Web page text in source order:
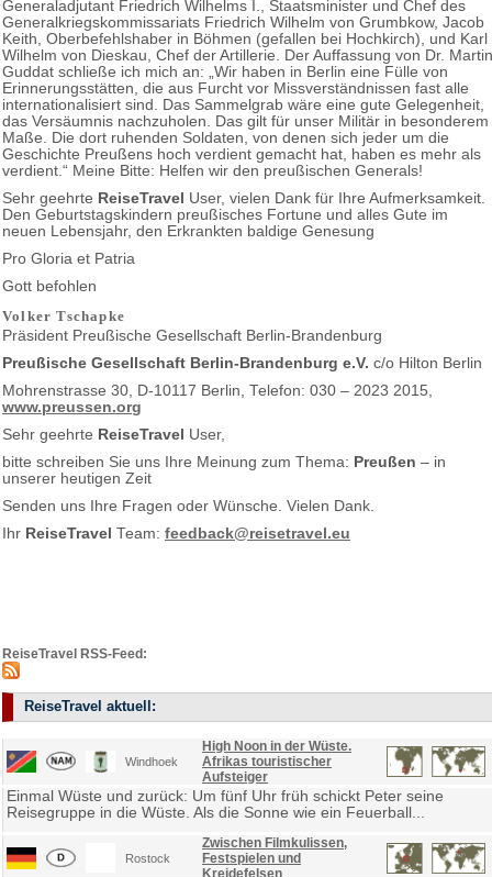
Generaladjutant Friedrich Wilhelms I., Staatsminister und Chef des
Generalkriegskommissariats Friedrich Wilhelm von Grumbkow, Jacob
Keith, Oberbefehlshaber in Böhmen (gefallen bei Hochkirch), und Karl
Wilhelm von Dieskau, Chef der Artillerie. Der Auffassung von Dr. Martin
Guddat schließe ich mich an: „Wir haben in Berlin eine Fülle von
Erinnerungsstätten, die aus Furcht vor Missverständnissen fast alle
internationalisiert sind. Das Sammelgrab wäre eine gute Gelegenheit,
das Versäumnis nachzuholen. Das gilt für unser Militär in besonderem
Maße. Die dort ruhenden Soldaten, von denen sich jeder um die
Geschichte Preußens hoch verdient gemacht hat, haben es mehr als
verdient.“ Meine Bitte: Helfen wir den preußischen Generals!
Sehr geehrte ReiseTravel User, vielen Dank für Ihre Aufmerksamkeit.
Den Geburtstagskindern preußisches Fortune und alles Gute im
neuen Lebensjahr, den Erkrankten baldige Genesung
Pro Gloria et Patria
Gott befohlen
Volker Tschapke
Präsident Preußische Gesellschaft Berlin-Brandenburg
Preußische Gesellschaft Berlin-Brandenburg e.V. c/o Hilton Berlin
Mohrenstrasse 30, D-10117 Berlin, Telefon: 030 – 2023 2015,
www.preussen.org
Sehr geehrte ReiseTravel User,
bitte schreiben Sie uns Ihre Meinung zum Thema: Preußen – in
unserer heutigen Zeit
Senden uns Ihre Fragen oder Wünsche. Vielen Dank.
Ihr ReiseTravel Team: feedback@reisetravel.eu
ReiseTravel RSS-Feed:
ReiseTravel aktuell:
Windhoek
High Noon in der Wüste.
Afrikas touristischer
Aufsteiger
Einmal Wüste und zurück: Um fünf Uhr früh schickt Peter seine
Reisegruppe in die Wüste. Als die Sonne wie ein Feuerball...
Rostock
Zwischen Filmkulissen,
Festspielen und
Kreidefelsen